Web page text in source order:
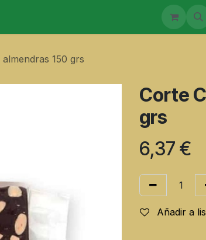
MAESTROS ELABORADORES
150 grs
Corte
grs
6,37 €
Añadir a